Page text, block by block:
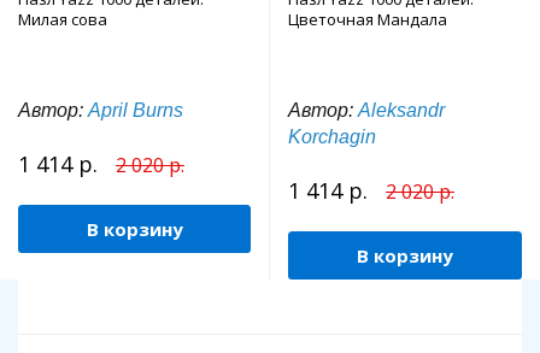
Милая сова
Автор: April Burns
1 414 р. 2 020 р.
В корзину
Цветочная Мандала
Автор: Aleksandr
Korchagin
1 414 р. 2 020 р.
В корзину